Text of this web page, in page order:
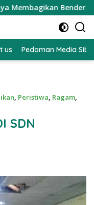
Bendera Merah
us Pedoman Media
, Peristiwa, Ragam,
SDN